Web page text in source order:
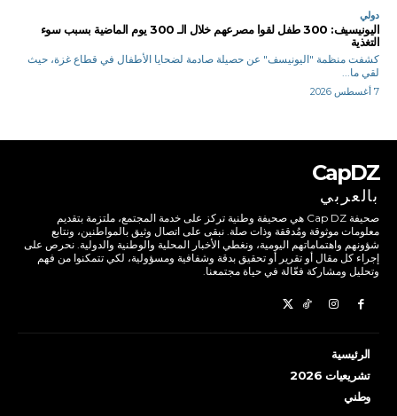
دولي
اليونيسيف: 300 طفل لقوا مصرعهم خلال الـ 300 يوم الماضية بسبب سوء
التغذية
كشفت منظمة "اليونيسف" عن حصيلة صادمة لضحايا الأطفال في قطاع غزة، حيث
لقي ما...
7 أغسطس 2026
CapDZ
بالعربي
صحيفة Cap DZ هي صحيفة وطنية تركز على خدمة المجتمع، ملتزمة بتقديم
معلومات موثوقة ومُدققة وذات صلة. نبقى على اتصال وثيق بالمواطنين، ونتابع
شؤونهم واهتماماتهم اليومية، ونغطي الأخبار المحلية والوطنية والدولية. نحرص على
إجراء كل مقال أو تقرير أو تحقيق بدقة وشفافية ومسؤولية، لكي تتمكنوا من فهم
وتحليل ومشاركة فعّالة في حياة مجتمعنا.
الرئيسية
تشريعيات 2026
وطني